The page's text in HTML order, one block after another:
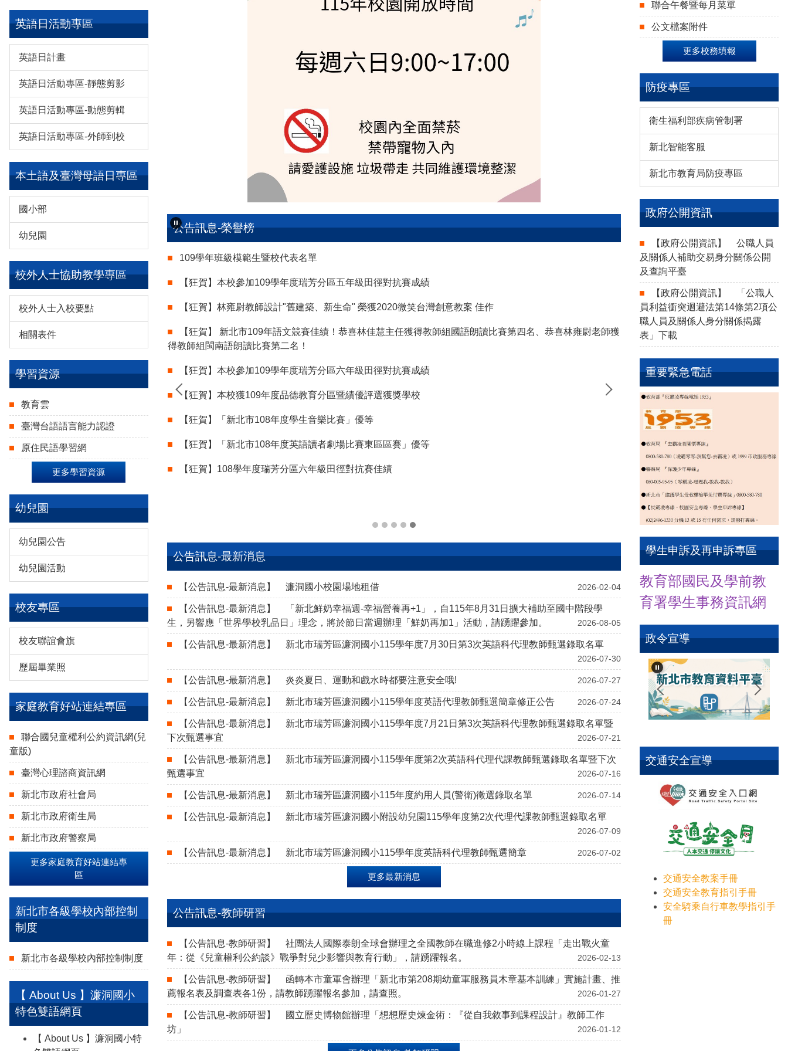
英語日活動專區
英語日計畫
英語日活動專區-靜態剪影
英語日活動專區-動態剪輯
英語日活動專區-外師到校
本土語及臺灣母語日專區
國小部
幼兒園
校外人士協助教學專區
校外人士入校要點
相關表件
學習資源
教育雲
臺灣台語語言能力認證
原住民語學習網
更多學習資源
幼兒園
幼兒園公告
幼兒園活動
校友專區
校友聯誼會旗
歷屆畢業照
家庭教育好站連結專區
聯合國兒童權利公約資訊網(兒
童版)
臺灣心理諮商資訊網
新北市政府社會局
新北市政府衛生局
新北市政府警察局
更多家庭教育好站連結專
區
新北市各級學校內部控制
制度
新北市各級學校內部控制制度
【 About Us 】濂洞國小
特色雙語網頁
【 About Us 】濂洞國小特
公告訊息-榮譽榜
任榮獲殊榮
109學年班級模範生暨校代表名單
【狂賀】本校參加109學年度瑞芳分區五年級田徑對抗賽成績
【狂賀】林雍尉教師設計"舊建築、新生命" 榮獲2020微笑台灣創意教案 佳作
【狂賀】 新北市109年語文競賽佳績！恭喜林佳慧主任獲得教師組國語朗讀比賽第四名、恭喜林雍尉老師獲
得教師組閩南語朗讀比賽第二名！
【狂賀】本校參加109學年度瑞芳分區六年級田徑對抗賽成績
【狂賀】本校獲109年度品德教育分區暨績優評選獲獎學校
【狂賀】「新北市108年度學生音樂比賽」優等
【狂賀】「新北市108年度英語讀者劇場比賽東區區賽」優等
【狂賀】108學年度瑞芳分區六年級田徑對抗賽佳績
賀！本校學生參加「新北市114學年
賀本校榮獲新北市114學年度學生音
【賀】本校榮獲新北市114年度英語
榮獲新北市113年度東區英語讀者劇
恭賀，本校師生參加「新北市瑞芳
賀！本校蔡艾里同學榮獲112年臺
賀!本校林佳慧主任榮獲112年度新
本校學生參加：新北市112學年度
公告訊息-最新消息
【公告訊息-最新消息】 濂洞國小校園場地租借 2026-02-04
【公告訊息-最新消息】
「新北鮮奶幸福週-幸福營養再+1」，自115年8月31日擴大補助至國中階段學
生，另響應「世界學校乳品日」理念，將於節日當週辦理「鮮奶再加1」活動，請踴躍參加。
2026-08-05
【公告訊息-最新消息】 新北市瑞芳區濂洞國小115學年度7月30日第3次英語科代理教師甄選錄取名單
2026-07-30
【公告訊息-最新消息】 炎炎夏日、運動和戲水時都要注意安全哦! 2026-07-27
【公告訊息-最新消息】 新北市瑞芳區濂洞國小115學年度英語代理教師甄選簡章修正公告 2026-07-24
【公告訊息-最新消息】
新北市瑞芳區濂洞國小115學年度7月21日第3次英語科代理教師甄選錄取名單暨
下次甄選事宜
2026-07-21
【公告訊息-最新消息】
新北市瑞芳區濂洞國小115學年度第2次英語科代理代課教師甄選錄取名單暨下次
甄選事宜
2026-07-16
【公告訊息-最新消息】 新北市瑞芳區濂洞國小115年度約用人員(警衛)徵選錄取名單 2026-07-14
【公告訊息-最新消息】 新北市瑞芳區濂洞國小附設幼兒園115學年度第2次代理代課教師甄選錄取名單
2026-07-09
【公告訊息-最新消息】 新北市瑞芳區濂洞國小115學年度英語科代理教師甄選簡章 2026-07-02
更多最新消息
公告訊息-教師研習
【公告訊息-教師研習】
社團法人國際泰朗全球會辦理之全國教師在職進修2小時線上課程「走出戰火童
年：從《兒童權利公約談》戰爭對兒少影響與教育行動」，請踴躍報名。
2026-02-13
【公告訊息-教師研習】
函轉本市童軍會辦理「新北市第208期幼童軍服務員木章基本訓練」實施計畫、推
薦報名表及調查表各1份，請教師踴躍報名參加，請查照。
2026-01-27
【公告訊息-教師研習】
國立歷史博物館辦理「想想歷史煉金術：『從自我敘事到課程設計』教師工作
坊」
2026-01-12
聯合午餐暨每月菜單
公文檔案附件
更多校務填報
防疫專區
衛生福利部疾病管制署
新北智能客服
新北市教育局防疫專區
政府公開資訊
【政府公開資訊】
公職人員
及關係人補助交易身分關係公開
及查詢平臺
【政府公開資訊】
「公職人
員利益衝突迴避法第14條第2項公
職人員及關係人身分關係揭露
表」下載
重要緊急電話
學生申訴及再申訴專區
教育部國民及學前教
育署學生事務資訊網
政令宣導
交通安全宣導
交通安全教案手冊
交通安全教育指引手冊
安全騎乘自行車教學指引手
冊